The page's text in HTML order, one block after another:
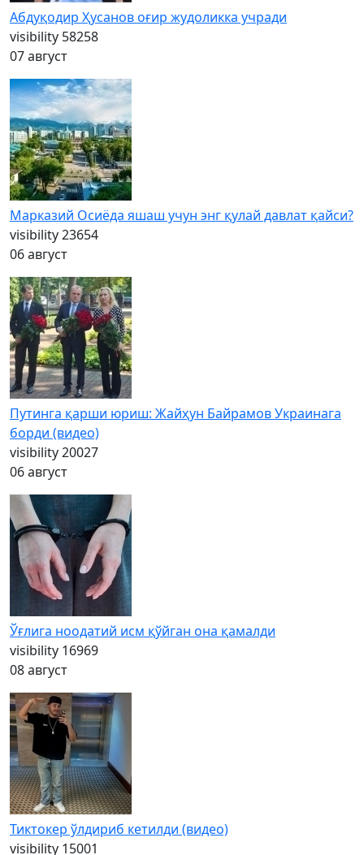
Абдуқодир Ҳусанов оғир жудоликка учради
visibility 58258
07 август
Марказий Осиёда яшаш учун энг қулай давлат қайси?
visibility23654
06 август
Путинга қарши юриш: Жайҳун Байрамов Украинага
борди (видео)
visibility20027
06 август
Ўғлига ноодатий исм қўйган она қамалди
visibility 16969
08 август
Тиктокер ўлдириб кетилди (видео)
visibility 15001